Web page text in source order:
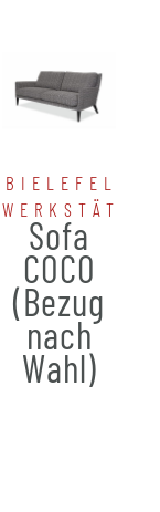
Sofa
COCO
(Bezug
nach
Wahl)